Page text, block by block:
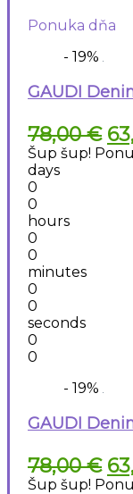
230,00 €.
Ponuka dňa
- 19%
GAUDI
78,00€
Šup šup!
days
0
0
hours
0
0
minutes
0
0
seconds
0
0
- 19%
GAUDI
78,00€
Šup šup!